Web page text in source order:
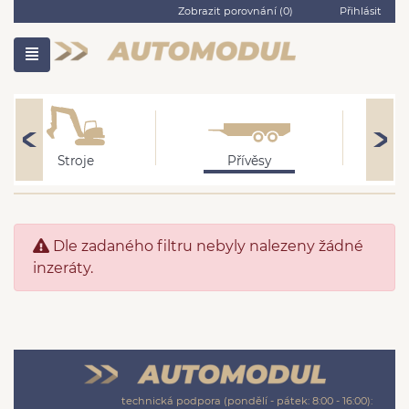
Zobrazit porovnání (0) Přihlásit
Stroje Přívěsy
Dle zadaného filtru nebyly nalezeny žádné
inzeráty.
technická podpora (pondělí - pátek: 8:00 - 16:00):